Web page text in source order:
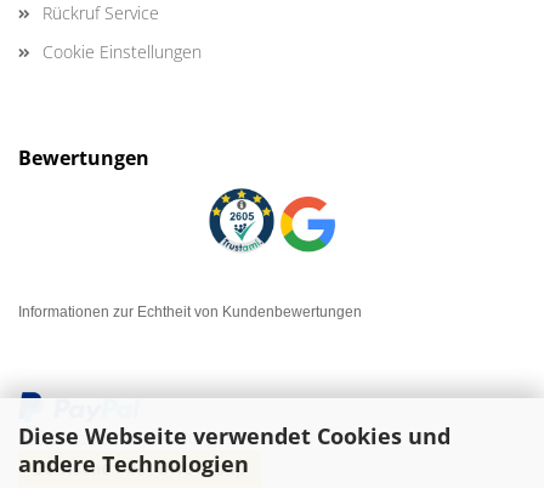
Diese Webseite verwendet Cookies und
andere Technologien
Rückruf Service
Cookie Einstellungen
Bewertungen
Informationen zur Echtheit von Kundenbewertungen